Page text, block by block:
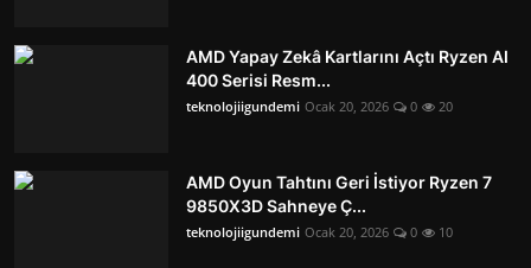
AMD Yapay Zekâ Kartlarını Açtı Ryzen AI
400 Serisi Resm...
teknolojiigundemi Ocak 20, 2026 0 20
AMD Oyun Tahtını Geri İstiyor Ryzen 7
9850X3D Sahneye Ç...
teknolojiigundemi Ocak 20, 2026 0 10